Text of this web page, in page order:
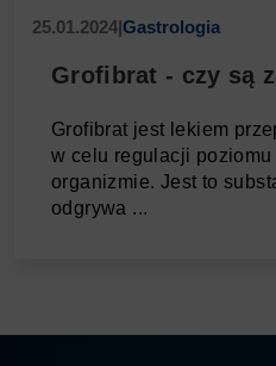
25.01.2024|Gastrologia
Grofibrat - czy są
Grofibrat jest lekiem
w celu regulacji
organizmie. Jest to
odgrywa ...